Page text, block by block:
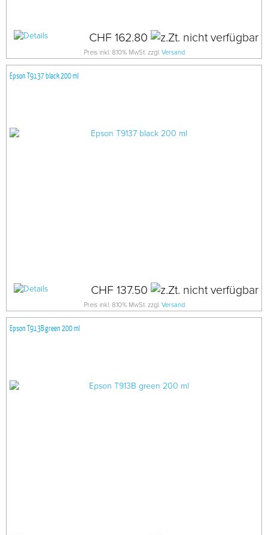
CHF 162.80
Preis inkl. 8.10% MwSt. zzgl. Versand
Epson T9137 black 200 ml
CHF 137.50
Preis inkl. 8.10% MwSt. zzgl. Versand
Epson T913B green 200 ml